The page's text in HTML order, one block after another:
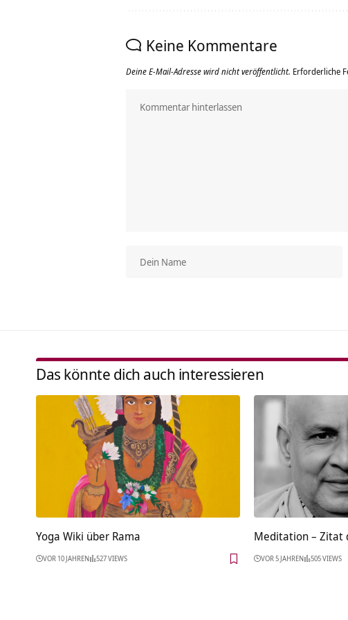
Keine Kommentare
Deine E-Mail-Adresse wird nicht veröffentlicht. Erforderliche
Das könnte dich auch interessieren
Yoga Wiki über Rama
VOR 10 JAHREN 527 VIEWS
Meditation – Zitat
VOR 5 JAHREN 505 VIEWS